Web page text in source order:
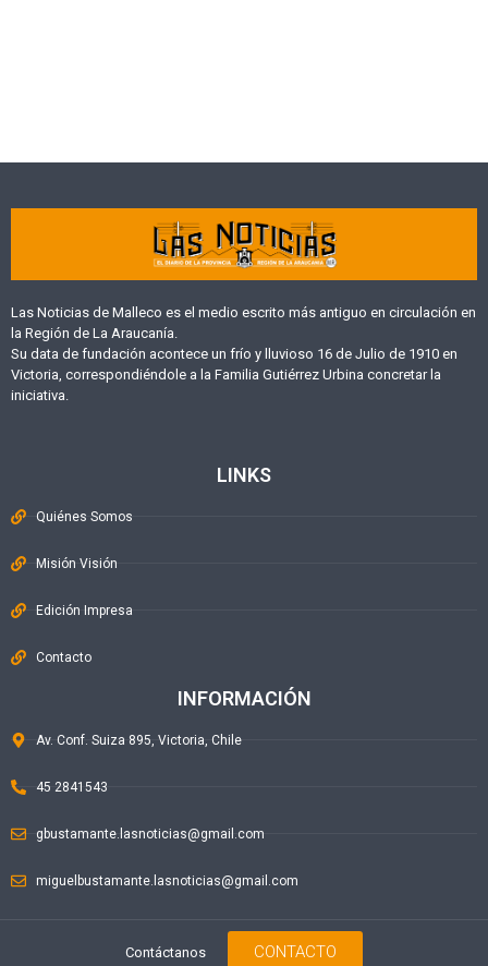
Las Noticias de Malleco es el medio escrito más antiguo en circulación en
la Región de La Araucanía.
Su data de fundación acontece un frío y lluvioso 16 de Julio de 1910 en
Victoria, correspondiéndole a la Familia Gutiérrez Urbina concretar la
iniciativa.
LINKS
Quiénes Somos
Misión Visión
Edición Impresa
Contacto
INFORMACIÓN
Av. Conf. Suiza 895, Victoria, Chile
45 2841543
gbustamante.lasnoticias@gmail.com
miguelbustamante.lasnoticias@gmail.com
Contáctanos CONTACTO